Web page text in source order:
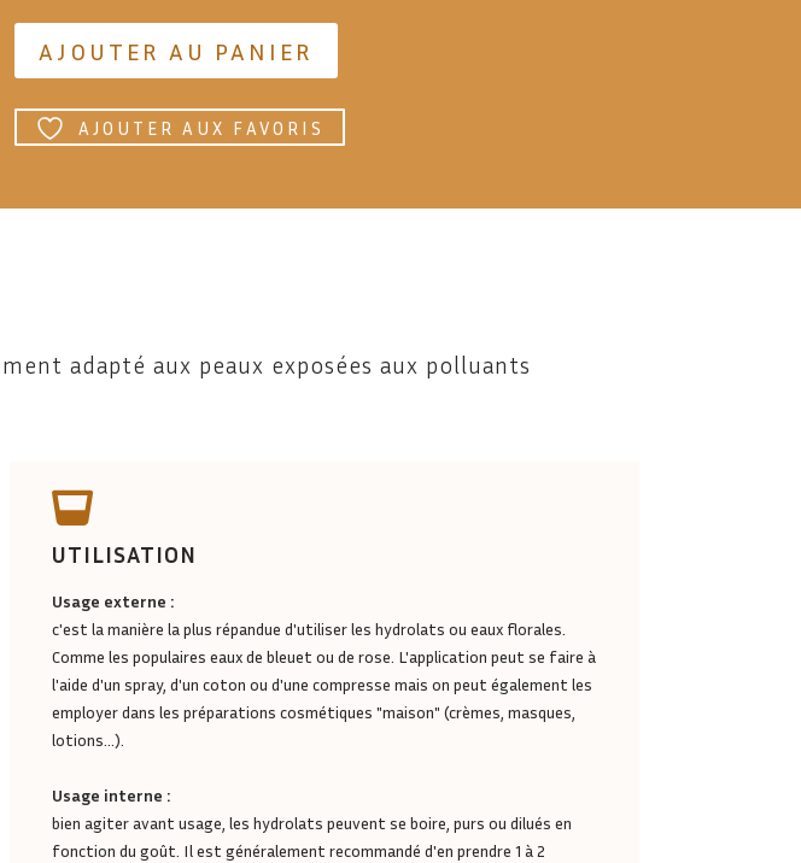
AJOUTER AU PANIER
AJOUTER AUX FAVORIS
adapté aux peaux exposées aux polluants

UTILISATION
Usage externe :
c'est la manière la plus répandue d'utiliser les hydrolats ou eaux florales.
Comme les populaires eaux de bleuet ou de rose. L'application peut se faire à
l'aide d'un spray, d'un coton ou d'une compresse mais on peut également les
employer dans les préparations cosmétiques "maison" (crèmes, masques,
lotions...).
Usage interne :
bien agiter avant usage, les hydrolats peuvent se boire, purs ou dilués en
fonction du goût. Il est généralement recommandé d'en prendre 1 à 2